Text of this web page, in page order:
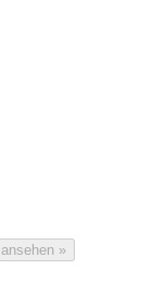
Auswertung ansehen »